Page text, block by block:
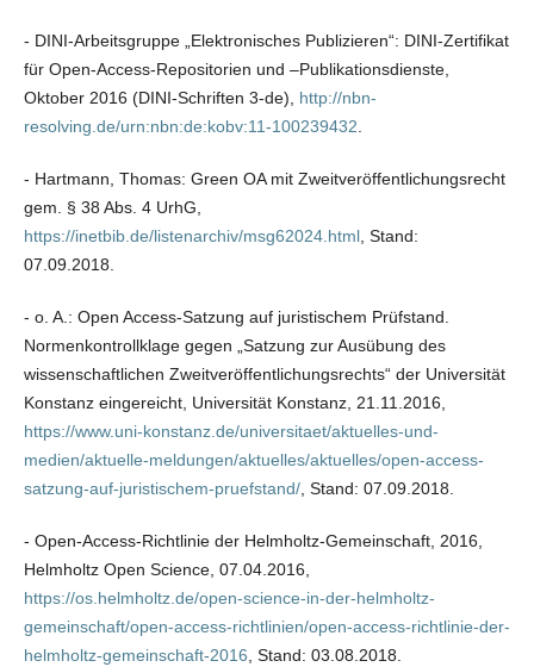
- DINI-Arbeitsgruppe „Elektronisches Publizieren“: DINI-Zertifikat
für Open-Access-Repositorien und –Publikationsdienste,
Oktober 2016 (DINI-Schriften 3-de), http://nbn-
resolving.de/urn:nbn:de:kobv:11-100239432
- Hartmann, Thomas: Green OA mit Zweitveröffentlichungsrecht
gem. § 38 Abs. 4 UrhG,
https://inetbib.de/listenarchiv/msg62024.html, Stand:
07.09.2018.
- o. A.: Open Access-Satzung auf juristischem Prüfstand.
Normenkontrollklage gegen „Satzung zur Ausübung des
wissenschaftlichen Zweitveröffentlichungsrechts“ der Universität
Konstanz eingereicht, Universität Konstanz, 21.11.2016,
https://www.uni-konstanz.de/universitaet/aktuelles-und-
medien/aktuelle-meldungen/aktuelles/aktuelles/open-access-
satzung-auf-juristischem-pruefstand/, Stand: 07.09.2018.
- Open-Access-Richtlinie der Helmholtz-Gemeinschaft, 2016,
Helmholtz Open Science, 07.04.2016,
https://os.helmholtz.de/open-science-in-der-helmholtz-
gemeinschaft/open-access-richtlinien/open-access-richtlinie-der-
helmholtz-gemeinschaft-2016, Stand: 03.08.2018.